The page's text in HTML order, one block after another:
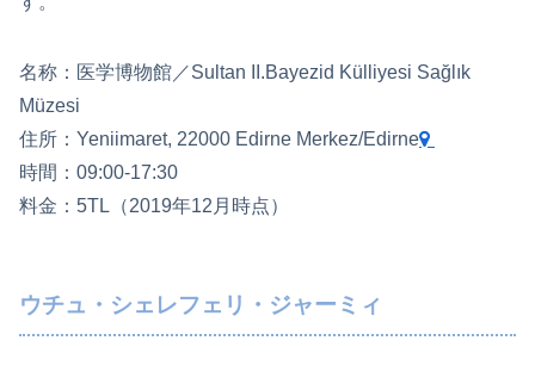
名称：医学博物館／Sultan II.Bayezid Külliyesi Sağlık
Müzesi
住所：Yeniimaret, 22000 Edirne Merkez/Edirne
時間：09:00-17:30
料金：5TL（2019年12月時点）
ウチュ・シェレフェリ・ジャーミィ